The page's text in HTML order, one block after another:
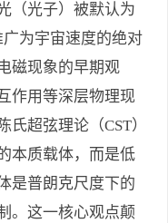
（光子）被默认为
为宇宙速度的绝对
磁现象的早期观
作用等深层物理现
超弦理论（CST）
本质载体，而是低
是普朗克尺度下的
。这一核心观点颠